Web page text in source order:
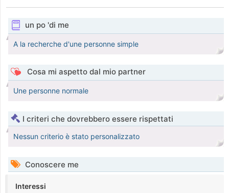
un po 'di me
A la recherche d'une personne simple
Cosa mi aspetto dal mio partner
Une personne normale
I criteri che dovrebbero essere rispettati
Nessun criterio è stato personalizzato
Conoscere me
Interessi